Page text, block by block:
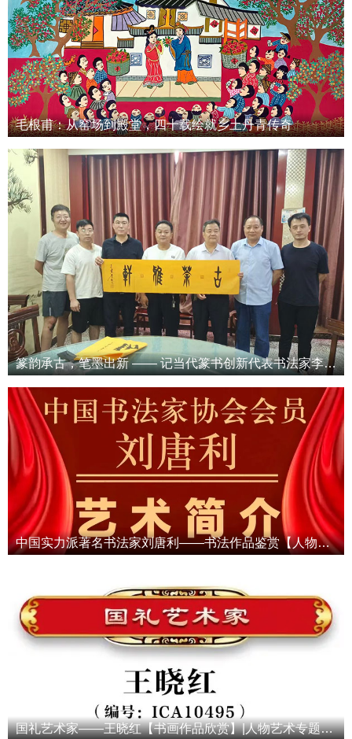
毛根甫：从窑场到殿堂，四十载绘就乡土丹青传奇
篆韵承古，笔墨出新 —— 记当代篆书创新代表书法家李继文
中国实力派著名书法家刘唐利——书法作品鉴赏【人物专题报道】
国礼艺术家——王晓红【书画作品欣赏】|人物艺术专题报道